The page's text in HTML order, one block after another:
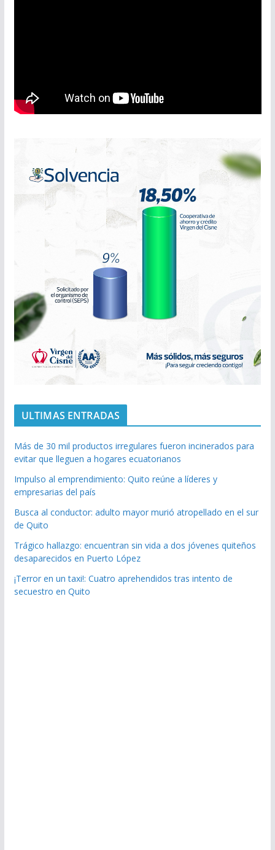
ULTIMAS ENTRADAS
Más de 30 mil productos irregulares fueron incinerados para
evitar que lleguen a hogares ecuatorianos
Impulso al emprendimiento: Quito reúne a líderes y
empresarias del país
Busca al conductor: adulto mayor murió atropellado en el sur
de Quito
Trágico hallazgo: encuentran sin vida a dos jóvenes quiteños
desaparecidos en Puerto López
¡Terror en un taxi!: Cuatro aprehendidos tras intento de
secuestro en Quito